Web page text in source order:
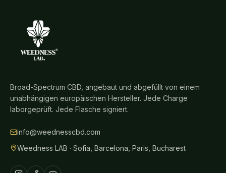
Broad-Spectrum CBD, angebaut und abgefüllt von einem
unabhängigen europäischen Hersteller. Jede Charge
laborgeprüft. Jede Flasche signiert.
info@weednesscbd.com
Weedness LAB · Sofia, Barcelona, Paris, Bucharest